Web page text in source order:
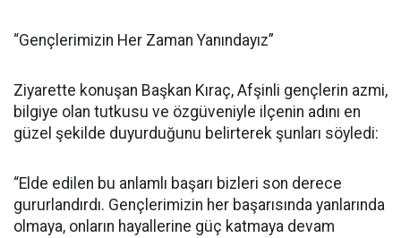
“Gençlerimizin Her Zaman Yanındayız”
Ziyarette konuşan Başkan Kıraç, Afşinli gençlerin azmi,
bilgiye olan tutkusu ve özgüveniyle ilçenin adını en
güzel şekilde duyurduğunu belirterek şunları söyledi:
“Elde edilen bu anlamlı başarı bizleri son derece
gururlandırdı. Gençlerimizin her başarısında yanlarında
olmaya, onların hayallerine güç katmaya devam